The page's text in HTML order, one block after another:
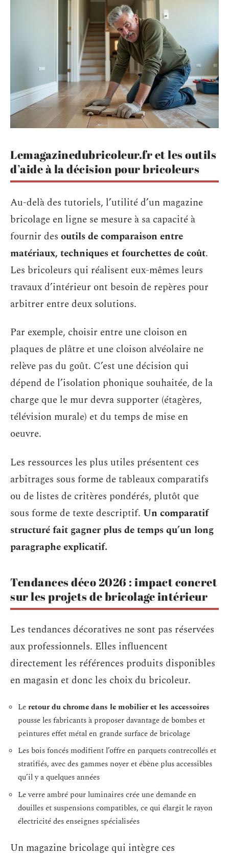
Lemagazinedubricoleur.fr et les outils
d’aide à la décision pour bricoleurs
Au-delà des tutoriels, l’utilité d’un magazine
bricolage en ligne se mesure à sa capacité à
fournir des outils de comparaison entre
matériaux, techniques et fourchettes de coût.
Les bricoleurs qui réalisent eux-mêmes leurs
travaux d’intérieur ont besoin de repères pour
arbitrer entre deux solutions.
Par exemple, choisir entre une cloison en
plaques de plâtre et une cloison alvéolaire ne
relève pas du goût. C’est une décision qui
dépend de l’isolation phonique souhaitée, de la
charge que le mur devra supporter (étagères,
télévision murale) et du temps de mise en
oeuvre.
Les ressources les plus utiles présentent ces
arbitrages sous forme de tableaux comparatifs
ou de listes de critères pondérés, plutôt que
sous forme de texte descriptif. Un comparatif
structuré fait gagner plus de temps qu’un long
paragraphe explicatif.
Tendances déco 2026 : impact concret
sur les projets de bricolage intérieur
Les tendances décoratives ne sont pas réservées
aux professionnels. Elles influencent
directement les références produits disponibles
en magasin et donc les choix du bricoleur.
Leretour du chrome dans le mobilier et les accessoires
pousse les fabricants à proposer davantage de bombes et
peintures effet métal en grande surface de bricolage
Les bois foncés modifient l’offre en parquets contrecollés et
stratifiés, avec des gammes noyer et ébène plus accessibles
qu’il y a quelques années
Le verre ambré pour luminaires crée une demande en
douilles et suspensions compatibles, ce qui élargit le rayon
électricité des enseignes spécialisées
Un magazine bricolage qui intègre ces